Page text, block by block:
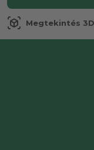
view_in_ar Megtekintés